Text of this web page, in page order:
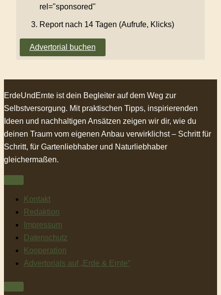
rel="sponsored"
Report nach 14 Tagen (Aufrufe, Klicks)
Advertorial buchen
ErdeUndErnte ist dein Begleiter auf dem Weg zur
Selbstversorgung. Mit praktischen Tipps, inspirierenden
Ideen und nachhaltigen Ansätzen zeigen wir dir, wie du
deinen Traum vom eigenen Anbau verwirklichst – Schritt für
Schritt, für Gartenliebhaber und Naturliebhaber
gleichermaßen.
Kontakt
Redaktion
Impressum
Datenschutz
Kooperation
Advertorials auf „Erde & Ernte“